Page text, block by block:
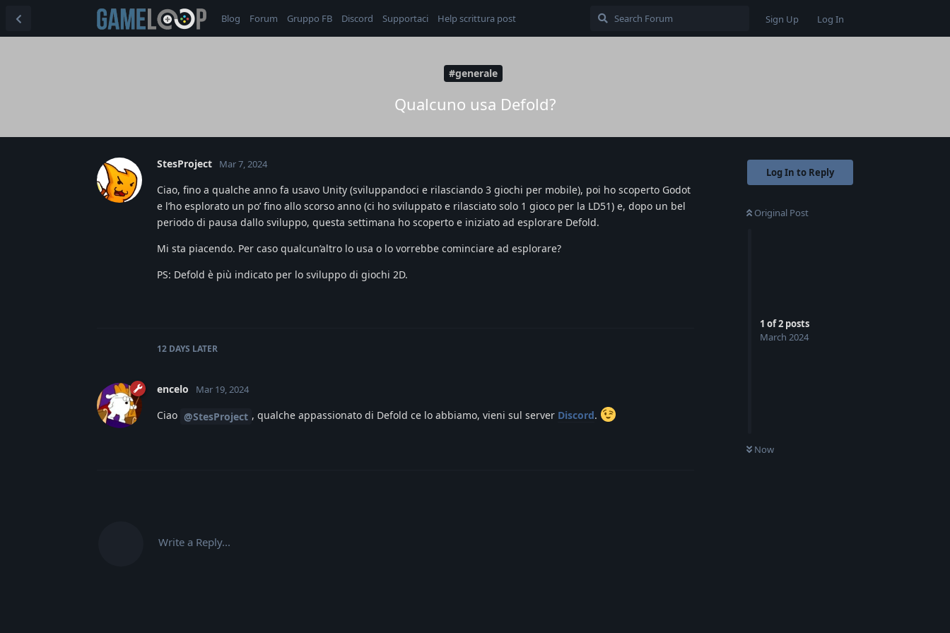
Blog Forum Gruppo FB Discord Supportaci Help scrittura post Sign Up Log In
#generale
Qualcuno usa Defold?
Log In to Reply
Original Post
1 of2 posts
March 2024
Now
StesProject Mar 7, 2024
Ciao, fino a qualche anno fa usavo Unity (sviluppandoci e rilasciando 3 giochi per mobile), poi ho scoperto Godot
e l’ho esplorato un po’ fino allo scorso anno (ci ho sviluppato e rilasciato solo 1 gioco per la LD51) e, dopo un bel
periodo di pausa dallo sviluppo, questa settimana ho scoperto e iniziato ad esplorare Defold.
Mi sta piacendo. Per caso qualcun’altro lo usa o lo vorrebbe cominciare ad esplorare?
PS: Defold è più indicato per lo sviluppo di giochi 2D.
12 DAYS LATER
encelo Mar 19, 2024
Ciao @StesProject , qualche appassionato di Defold ce lo abbiamo, vieni sul server Discord.
Write a Reply...